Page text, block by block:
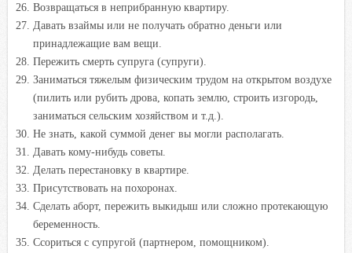
Возвращаться в неприбранную квартиру.
Давать взаймы или не получать обратно деньги или
принадлежащие вам вещи.
Пережить смерть супруга (супруги).
Заниматься тяжелым физическим трудом на открытом воздухе
(пилить или рубить дрова, копать землю, строить изгородь,
заниматься сельским хозяйством и т.д.).
Не знать, какой суммой денег вы могли располагать.
Давать кому-нибудь советы.
Делать перестановку в квартире.
Присутствовать на похоронах.
Сделать аборт, пережить выкидыш или сложно протекающую
беременность.
Ссориться с супругой (партнером, помощником).